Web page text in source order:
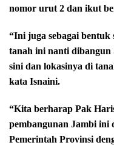
nomor urut 2 dan ikut
“Ini juga sebagai
tanah ini nanti dibangun
sini dan lokasinya di
kata Isnaini.
“Kita berharap Pak
pembangunan Jambi ini
Pemerintah Provinsi